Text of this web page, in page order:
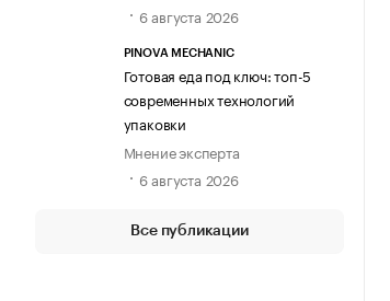
6 августа 2026
PINOVA MECHANIC
Готовая еда под ключ: топ-5
современных технологий
упаковки
Мнение эксперта
6 августа 2026
Все публикации